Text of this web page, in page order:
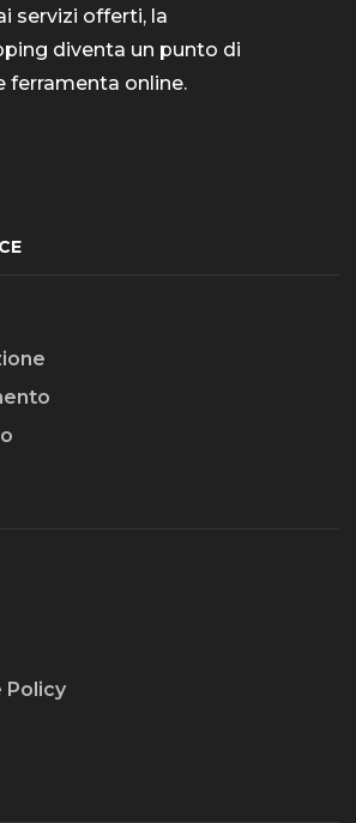
servizi offerti, la
diventa un punto di
ferramenta online.
Policy